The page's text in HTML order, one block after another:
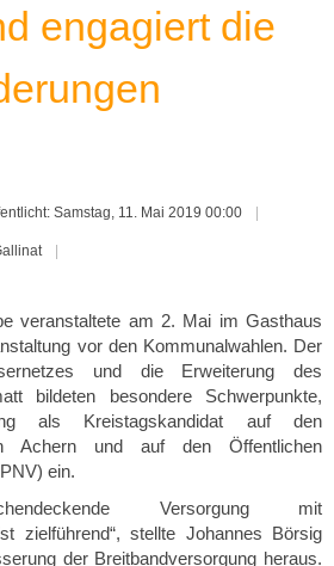
engagiert die
Samstag, 11. Mai 2019 00:00
veranstaltete am 2. Mai im Gasthaus
vor den Kommunalwahlen. Der
und die Erweiterung des
bildeten besondere Schwerpunkte,
als Kreistagskandidat auf den
Achern und auf den Öffentlichen
ein.
Versorgung mit
zielführend“, stellte Johannes Börsig
der Breitbandversorgung heraus.